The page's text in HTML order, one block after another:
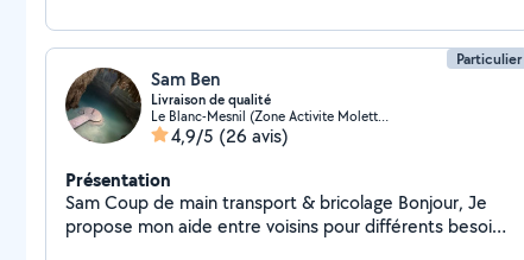
Particulier
Sam Ben
Livraison de qualité
Le Blanc-Mesnil (Zone Activite Molette)
4,9/5 (26 avis)
Présentation
Sam Coup de main transport & bricolage Bonjour, Je
propose mon aide entre voisins pour différents besoins